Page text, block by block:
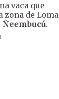
vaca que
zona de Loma
Ñeembucú.